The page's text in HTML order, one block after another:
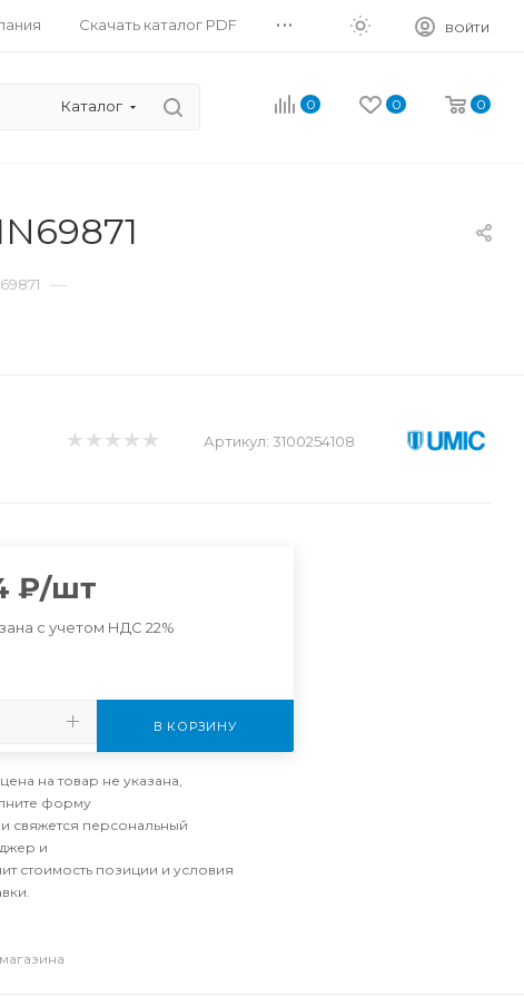
Скачать каталог PDF ... ВОЙТИ
Каталог 0 0 0
—
Артикул: 3100254108
₽/шт
с учетом НДС 22%
В КОРЗИНУ
на товар не указана,
форму
свяжется персональный
и
стоимость позиции и условия